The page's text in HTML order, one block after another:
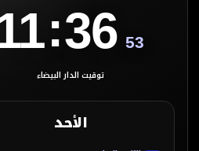
:36 54
توقيت الدار البيضاء
الأحد